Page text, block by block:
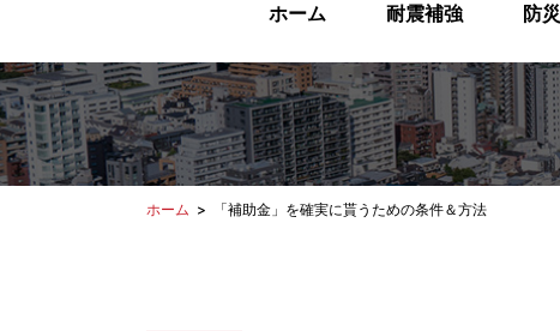
ホーム 耐震補強 防災
ホーム > 「補助金」を確実に貰うための条件＆方法